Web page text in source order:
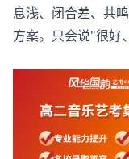
息浅、闭合差、共
方案。只会说"很好